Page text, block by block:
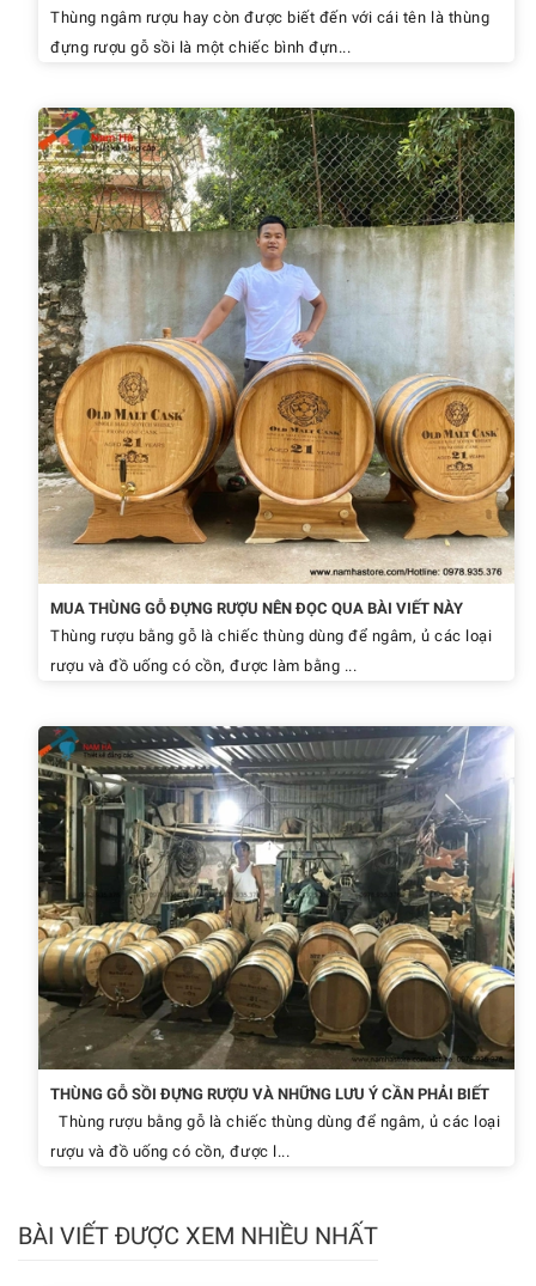
Thùng ngâm rượu hay còn được biết đến với cái tên là thùng
đựng rượu gỗ sồi là một chiếc bình đựn...
MUA THÙNG GỖ ĐỰNG RƯỢU NÊN ĐỌC QUA BÀI VIẾT NÀY
Thùng rượu bằng gỗ là chiếc thùng dùng để ngâm, ủ các loại
rượu và đồ uống có cồn, được làm bằng ...
THÙNG GỖ SỒI ĐỰNG RƯỢU VÀ NHỮNG LƯU Ý CẦN PHẢI BIẾT
Thùng rượu bằng gỗ là chiếc thùng dùng để ngâm, ủ các loại
rượu và đồ uống có cồn, được l...
BÀI VIẾT ĐƯỢC XEM NHIỀU NHẤT